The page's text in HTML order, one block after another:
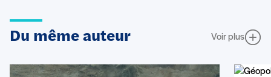
Du même auteur Voir plus